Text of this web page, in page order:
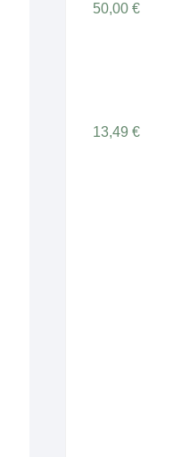
50,00 €
13,49 €